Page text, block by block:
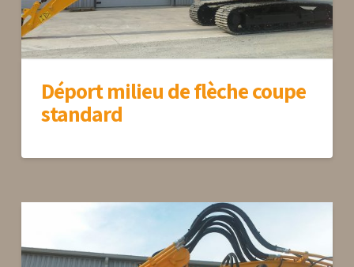
Déport milieu de flèche coupe
standard